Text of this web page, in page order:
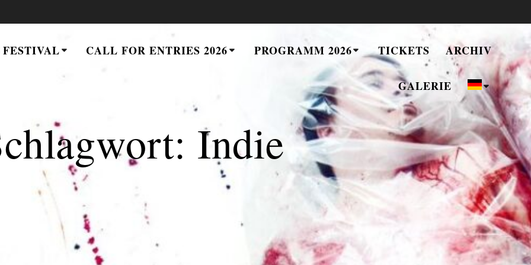
FESTIVAL CALL FOR ENTRIES 2026 PROGRAMM 2026 TICKETS ARCHIV
GALERIE
Indie